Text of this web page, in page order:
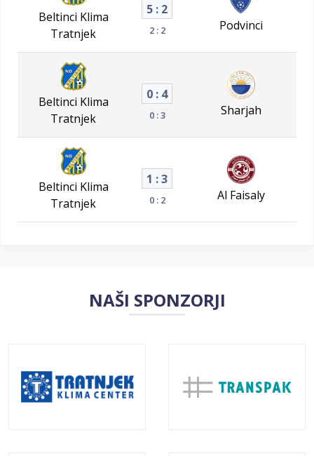
Beltinci Klima
Tratnjek
5 : 2
2 : 2 Podvinci
Beltinci Klima
Tratnjek
0 : 4
0 : 3 Sharjah
Beltinci Klima
Tratnjek
1 : 3
0 : 2 Al Faisaly
NAŠI SPONZORJI